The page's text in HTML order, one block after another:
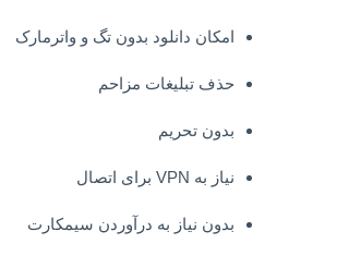
امکان دانلود بدون تگ و واترمارک
حذف تبلیغات مزاحم
بدون تحریم
نیاز به VPN برای اتصال
بدون‌ نیاز به درآوردن سیمکارت